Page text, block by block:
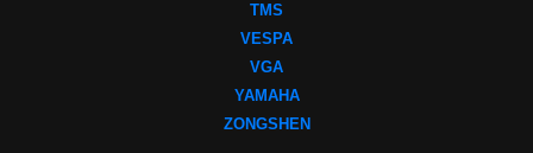
TMS
VESPA
VGA
YAMAHA
ZONGSHEN